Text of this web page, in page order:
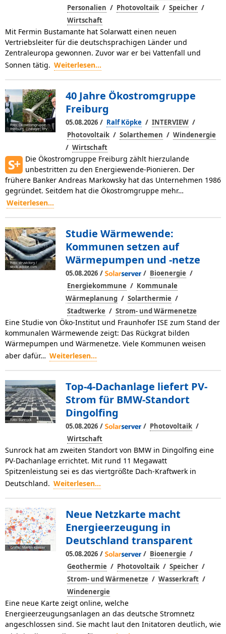
Personalien / Photovoltaik / Speicher /
Wirtschaft
Mit Fermin Bustamante hat Solarwatt einen neuen
Vertriebsleiter für die deutschsprachigen Länder und
Zentraleuropa gewonnen. Zuvor war er bei Vattenfall und
Sonnen tätig. Weiterlesen...
Foto: Ökostromgruppe
Freiburg, Cinestyle|FPV
40 Jahre Ökostromgruppe
Freiburg
05.08.2026 / Ralf Köpke / INTERVIEW /
Photovoltaik / Solarthemen / Windenergie
/ Wirtschaft
Die Ökostromgruppe Freiburg zählt hierzulande
unbestritten zu den Energiewende-Pionieren. Der
frühere Banker Andreas Markowsky hat das Unternehmen 1986
gegründet. Seitdem hat die Ökostromgruppe mehr…
Weiterlesen...
Foto: struvictory /
stock.adobe.com
Studie Wärmewende:
Kommunen setzen auf
Wärmepumpen und -netze
05.08.2026 / / Bioenergie /
Energiekommune / Kommunale
Wärmeplanung / Solarthermie /
Stadtwerke / Strom- und Wärmenetze
Eine Studie von Öko-Institut und Fraunhofer ISE zum Stand der
kommunalen Wärmewende zeigt: Das Rückgrat bilden
Wärmepumpen und Wärmenetze. Viele Kommunen weisen
aber dafür… Weiterlesen...
Foto: Sunrock
Top-4-Dachanlage liefert PV-
Strom für BMW-Standort
Dingolfing
05.08.2026 / / Photovoltaik /
Wirtschaft
Sunrock hat am zweiten Standort von BMW in Dingolfing eine
PV-Dachanlage errichtet. Mit rund 11 Megawatt
Spitzenleistung sei es das viertgrößte Dach-Kraftwerk in
Deutschland. Weiterlesen...
Grafik: Martin Kässler
Neue Netzkarte macht
Energieerzeugung in
Deutschland transparent
05.08.2026 / / Bioenergie /
Geothermie / Photovoltaik / Speicher /
Strom- und Wärmenetze / Wasserkraft /
Windenergie
Eine neue Karte zeigt online, welche
Energieerzeugungsanlagen an das deutsche Stromnetz
angeschlossen sind. Sie macht laut den Initatoren deutlich, wie